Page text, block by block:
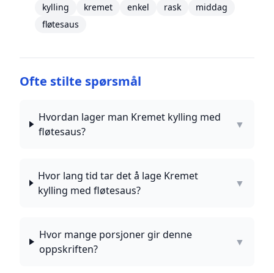
kylling kremet enkel rask
middag
fløtesaus
Ofte stilte spørsmål
Hvordan lager man Kremet kylling med
fløtesaus?
▼
Hvor lang tid tar det å lage Kremet
kylling med fløtesaus?
▼
Hvor mange porsjoner gir denne
oppskriften?
▼